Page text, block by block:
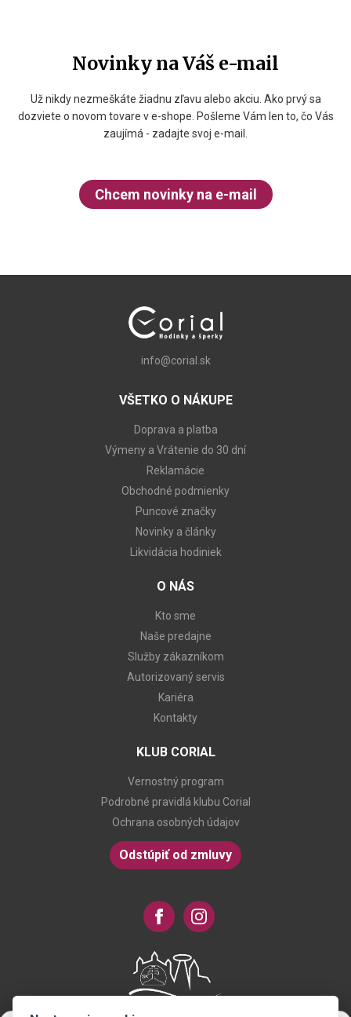
Novinky na Váš e-mail
Už nikdy nezmeškáte žiadnu zľavu alebo akciu. Ako prvý sa
dozviete o novom tovare v e-shope. Pošleme Vám len to, čo Vás
zaujímá - zadajte svoj e-mail.
Chcem novinky na e-mail
info@corial.sk
VŠETKO O NÁKUPE
Doprava a platba
Výmeny a Vrátenie do 30 dní
Reklamácie
Obchodné podmienky
Puncové značky
Novinky a články
Likvidácia hodiniek
O NÁS
Kto sme
Naše predajne
Služby zákazníkom
Autorizovaný servis
Kariéra
Kontakty
KLUB CORIAL
Vernostný program
Podrobné pravidlá klubu Corial
Ochrana osobných údajov
Odstúpiť od zmluvy